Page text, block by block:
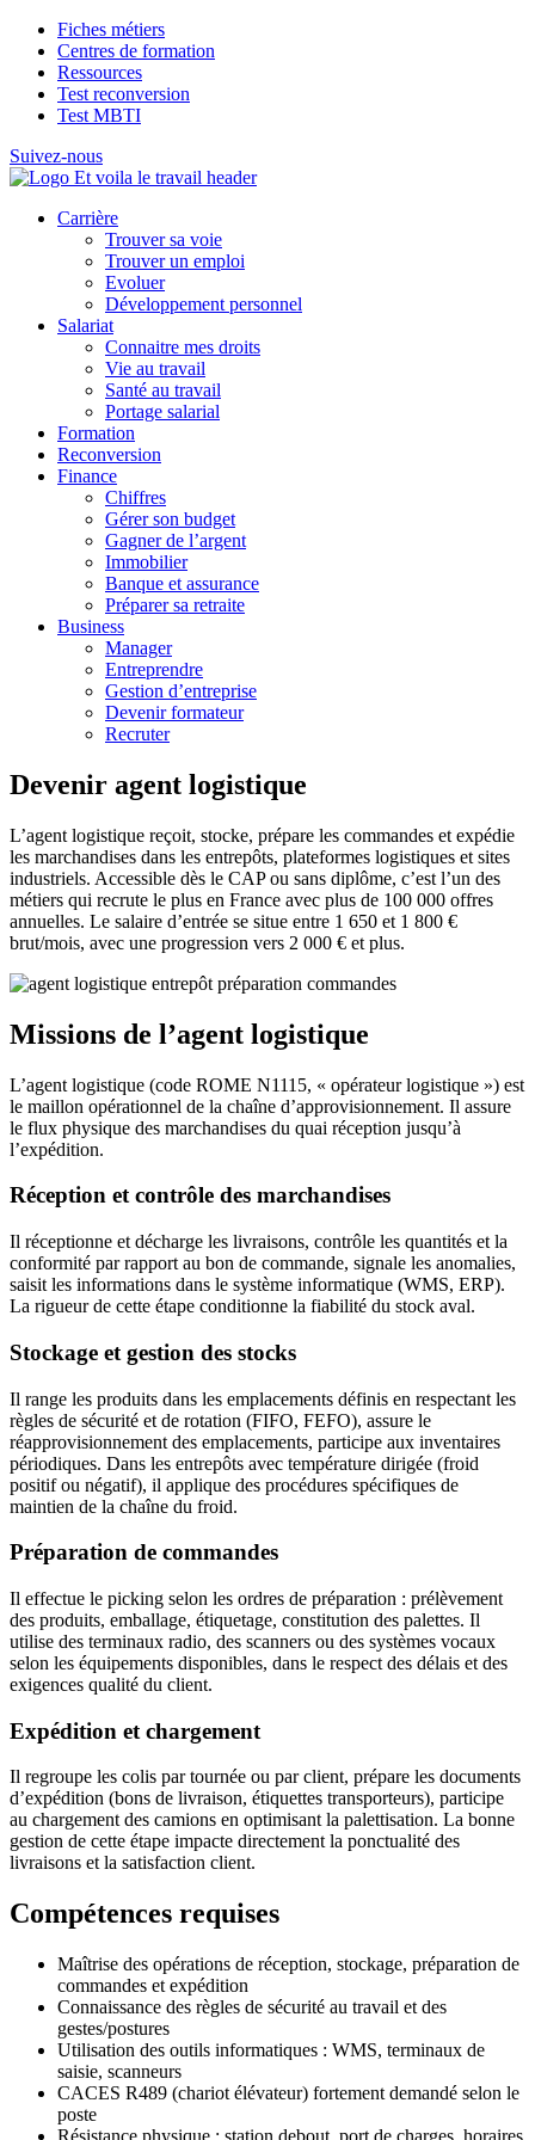
Fiches métiers
Centres de formation
Ressources
Test reconversion
Test MBTI
Suivez-nous
Carrière
Trouver sa voie
Trouver un emploi
Evoluer
Développement personnel
Salariat
Connaitre mes droits
Vie au travail
Santé au travail
Portage salarial
Formation
Reconversion
Finance
Chiffres
Gérer son budget
Gagner de l’argent
Immobilier
Banque et assurance
Préparer sa retraite
Business
Manager
Entreprendre
Gestion d’entreprise
Devenir formateur
Recruter
Devenir agent logistique
L’agent logistique reçoit, stocke, prépare les commandes et expédie
les marchandises dans les entrepôts, plateformes logistiques et sites
industriels. Accessible dès le CAP ou sans diplôme, c’est l’un des
métiers qui recrute le plus en France avec plus de 100 000 offres
annuelles. Le salaire d’entrée se situe entre 1 650 et 1 800 €
brut/mois, avec une progression vers 2 000 € et plus.
Missions de l’agent logistique
L’agent logistique (code ROME N1115, « opérateur logistique ») est
le maillon opérationnel de la chaîne d’approvisionnement. Il assure
le flux physique des marchandises du quai réception jusqu’à
l’expédition.
Réception et contrôle des marchandises
Il réceptionne et décharge les livraisons, contrôle les quantités et la
conformité par rapport au bon de commande, signale les anomalies,
saisit les informations dans le système informatique (WMS, ERP).
La rigueur de cette étape conditionne la fiabilité du stock aval.
Stockage et gestion des stocks
Il range les produits dans les emplacements définis en respectant les
règles de sécurité et de rotation (FIFO, FEFO), assure le
réapprovisionnement des emplacements, participe aux inventaires
périodiques. Dans les entrepôts avec température dirigée (froid
positif ou négatif), il applique des procédures spécifiques de
maintien de la chaîne du froid.
Préparation de commandes
Il effectue le picking selon les ordres de préparation : prélèvement
des produits, emballage, étiquetage, constitution des palettes. Il
utilise des terminaux radio, des scanners ou des systèmes vocaux
selon les équipements disponibles, dans le respect des délais et des
exigences qualité du client.
Expédition et chargement
Il regroupe les colis par tournée ou par client, prépare les documents
d’expédition (bons de livraison, étiquettes transporteurs), participe
au chargement des camions en optimisant la palettisation. La bonne
gestion de cette étape impacte directement la ponctualité des
livraisons et la satisfaction client.
Compétences requises
Maîtrise des opérations de réception, stockage, préparation de
commandes et expédition
Connaissance des règles de sécurité au travail et des
gestes/postures
Utilisation des outils informatiques : WMS, terminaux de
saisie, scanneurs
CACES R489 (chariot élévateur) fortement demandé selon le
poste